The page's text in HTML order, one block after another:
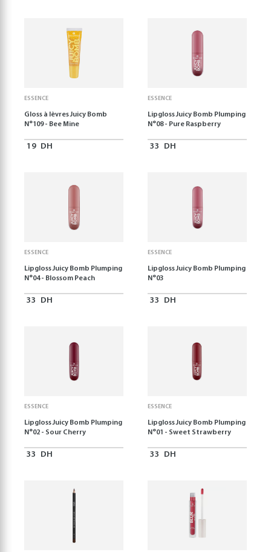
ESSENCE
Gloss à lèvres Juicy Bomb
N°109 - Bee Mine
19 DH
ESSENCE
Lipgloss Juicy Bomb Plumping
N°08 - Pure Raspberry
33 DH
ESSENCE
Lipgloss Juicy Bomb Plumping
N°04 - Blossom Peach
33 DH
ESSENCE
Lipgloss Juicy Bomb Plumping
N°03
33 DH
ESSENCE
Lipgloss Juicy Bomb Plumping
N°02 - Sour Cherry
33 DH
ESSENCE
Lipgloss Juicy Bomb Plumping
N°01 - Sweet Strawberry
33 DH